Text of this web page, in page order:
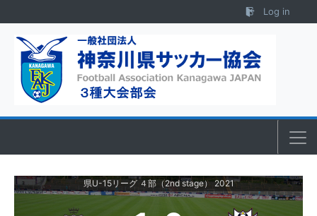
Log in
県U-15リーグ ４部（2nd stage） 2021